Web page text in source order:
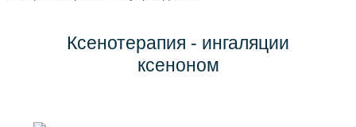
Ксенотерапия - ингаляции
ксеноном